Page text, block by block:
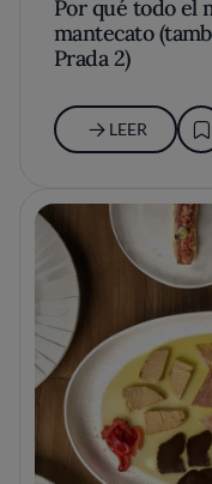
Por qué todo el
mantecato
Prada 2)
LEER